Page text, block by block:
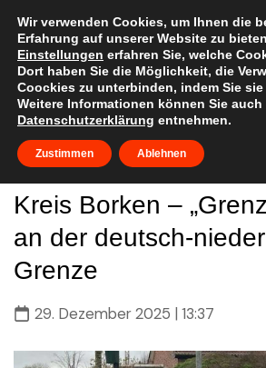
content
Kreis Borken –
an der deutsch-
Grenze
29. Dezember 2025 | 13:37
Wir verwenden Cookies, um Ihnen die
Erfahrung auf unserer Website zu
Einstellungen erfahren Sie, welche
Dort haben Sie die Möglichkeit, die
Coockies zu unterbinden, indem Sie
Weitere Informationen können Sie auch
Datenschutzerklärung entnehmen.
Zustimmen Ablehnen